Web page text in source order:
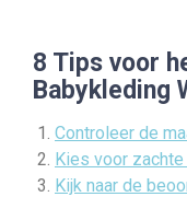
8 Tips voor
Babykleding
Controleer de
Kies voor
Kijk naar de